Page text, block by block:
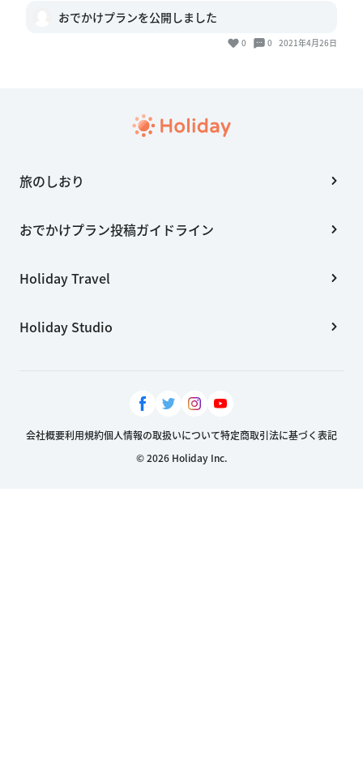
おでかけプランを公開しました
0 0 2021年4月26日
旅のしおり
おでかけプラン投稿ガイドライン
Holiday Travel
Holiday Studio
会社概要利用規約個人情報の取扱いについて特定商取引法に基づく表記
© 2026 Holiday Inc.